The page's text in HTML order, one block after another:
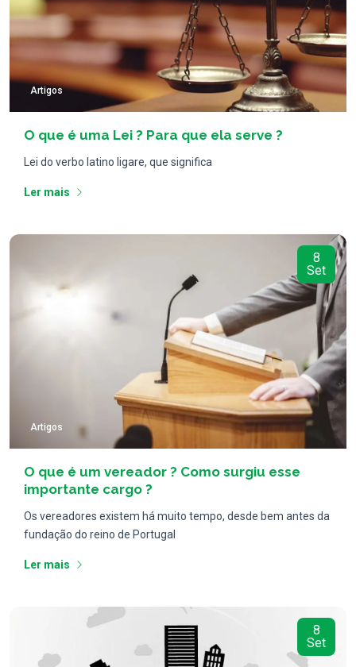
Artigos
O que é uma Lei ? Para que ela serve ?
Lei do verbo latino ligare, que significa
Ler mais
8
Set
Artigos
O que é um vereador ? Como surgiu esse
importante cargo ?
Os vereadores existem há muito tempo, desde bem antes da
fundação do reino de Portugal
Ler mais
8
Set